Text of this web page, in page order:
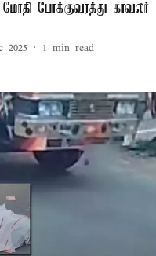
போக்குவரத்து காவலர்
2025 1 min read